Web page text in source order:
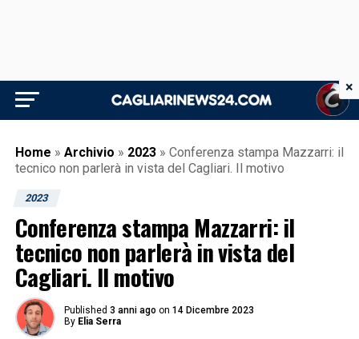
Home » Archivio » 2023 » Conferenza stampa Mazzarri: il
tecnico non parlerà in vista del Cagliari. Il motivo
2023
Conferenza stampa Mazzarri: il
tecnico non parlerà in vista del
Cagliari. Il motivo
Published 3 anni ago on 14 Dicembre 2023
By Elia Serra
×